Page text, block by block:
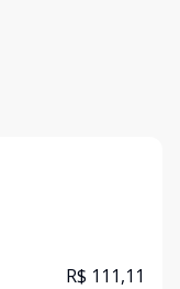
R$ 111,11